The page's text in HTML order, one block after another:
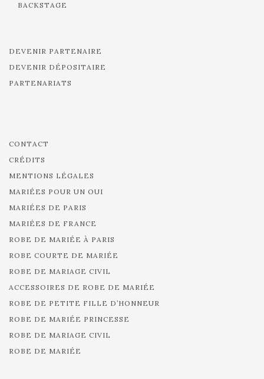
BACKSTAGE
DEVENIR PARTENAIRE
DEVENIR DÉPOSITAIRE
PARTENARIATS
CONTACT
CRÉDITS
MENTIONS LÉGALES
MARIÉES POUR UN OUI
MARIÉES DE PARIS
MARIÉES DE FRANCE
ROBE DE MARIÉE À PARIS
ROBE COURTE DE MARIÉE
ROBE DE MARIAGE CIVIL
ACCESSOIRES DE ROBE DE MARIÉE
ROBE DE PETITE FILLE D’HONNEUR
ROBE DE MARIÉE PRINCESSE
ROBE DE MARIAGE CIVIL
ROBE DE MARIÉE